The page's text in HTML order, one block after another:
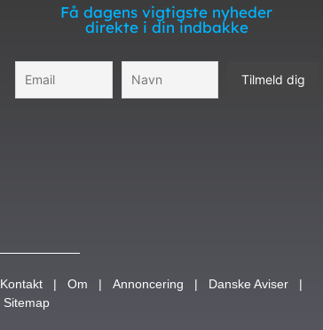
Få dagens vigtigste nyheder
direkte i din indbakke
Kontakt | Om | Annoncering | Danske Aviser |
Sitemap